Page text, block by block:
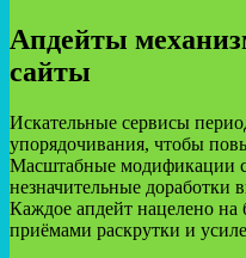
Апдейты
сайты
Искательные сервисы
упорядочивания, чтобы
Масштабные модификации
незначительные доработки
Каждое апдейт нацелено на
приёмами раскрутки и